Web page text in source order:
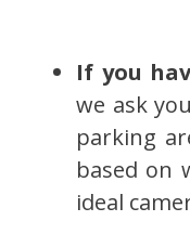
If you
we ask
parking
based on
ideal